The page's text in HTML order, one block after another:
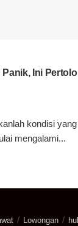
Ini
kondisi
mengalami...
Lowongan